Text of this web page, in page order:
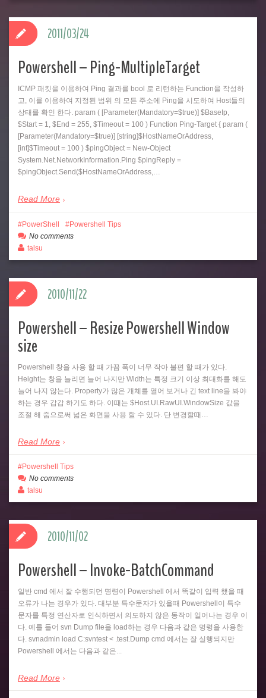
Powershell – Ping-MultipleTarget
ICMP 패킷을 이용하여 Ping 결과를 bool 로 리턴하는 Function을 작성하
고, 이를 이용하여 지정된 범위 의 모든 주소에 Ping을 시도하여 Host들의
상태를 확인 한다. param ( [Parameter(Mandatory=$true)] $BaseIp,
$Start = 1, $End = 255, $Timeout = 100 ) Function Ping-Target { param (
[Parameter(Mandatory=$true)] [string]$HostNameOrAddress,
[int]$Timeout = 100 ) $pingObject = New-Object
System.Net.NetworkInformation.Ping $pingReply =
$pingObject.Send($HostNameOrAddress,…
Read More
2011/03/24
PowerShell
Powershell Tips
No comments
talsu
Powershell – Resize Powershell Window
size
Powershell 창을 사용 할 때 가끔 폭이 너무 작아 불편 할 때가 있다.
Height는 창을 늘리면 늘어 나지만 Width는 특정 크기 이상 최대화를 해도
늘어 나지 않는다. Property가 많은 개체를 열어 보거나 긴 text line을 봐야
하는 경우 갑갑 하기도 하다. 이때는 $Host.UI.RawUI.WindowSize 값을
조절 해 줌으로써 넓은 화면을 사용 할 수 있다. 단 변경할때…
Read More
2010/11/22
Powershell Tips
No comments
talsu
Powershell – Invoke-BatchCommand
일반 cmd 에서 잘 수행되던 명령이 Powershell 에서 똑같이 입력 했을 때
오류가 나는 경우가 있다. 대부분 특수문자가 있을때 Powershell이 특수
문자를 특정 연산자로 인식하면서 의도하지 않은 동작이 일어나는 경우 이
다. 예를 들어 svn Dump file을 load하는 경우 다음과 같은 명령을 사용한
다. svnadmin load C:svntest < .test.Dump cmd 에서는 잘 실행되지만
Powershell 에서는 다음과 같은...
Read More
2010/11/02